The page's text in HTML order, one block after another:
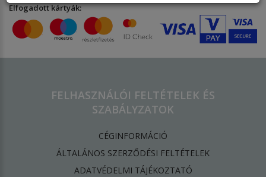
Elfogadott kártyák:
FELHASZNÁLÓI FELTÉTELEK ÉS
SZABÁLYZATOK
CÉGINFORMÁCIÓ
ÁLTALÁNOS SZERZŐDÉSI FELTÉTELEK
ADATVÉDELMI TÁJÉKOZTATÓ